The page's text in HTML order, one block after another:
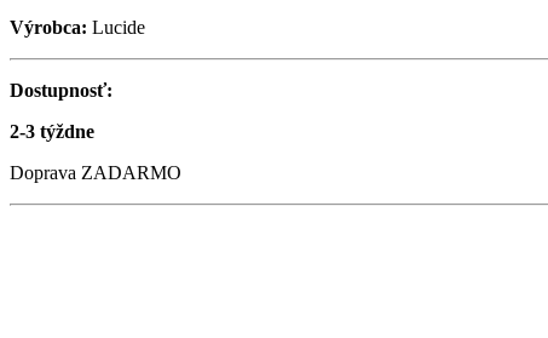
Výrobca: Lucide
Dostupnosť:
2-3 týždne
Doprava ZADARMO